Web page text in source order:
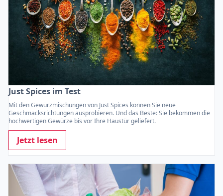
Just Spices im Test
Mit den Gewürzmischungen von Just Spices können Sie neue
Geschmacksrichtungen ausprobieren. Und das Beste: Sie bekommen die
hochwertigen Gewürze bis vor Ihre Haustür geliefert.
Jetzt lesen